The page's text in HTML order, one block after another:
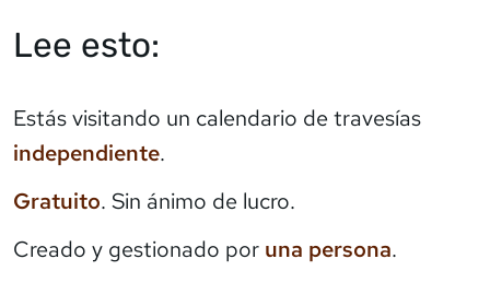
Lee esto:
Estás visitando un calendario de travesías
independiente.
Gratuito. Sin ánimo de lucro.
Creado y gestionado por una persona.